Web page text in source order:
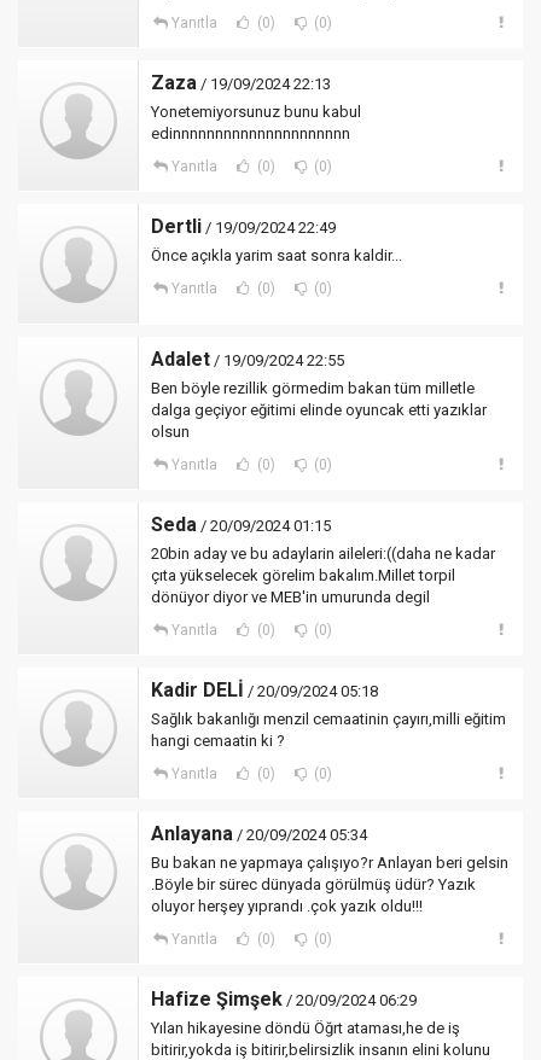
Yanıtla (0) (0)
Zaza / 19/09/2024 22:13
Yonetemiyorsunuz bunu kabul
edinnnnnnnnnnnnnnnnnnnnn
Yanıtla (0) (0)
Dertli / 19/09/2024 22:49
Önce açıkla yarim saat sonra kaldir...
Yanıtla (0) (0)
Adalet / 19/09/2024 22:55
Ben böyle rezillik görmedim bakan tüm milletle
dalga geçiyor eğitimi elinde oyuncak etti yazıklar
olsun
Yanıtla (0) (0)
Seda / 20/09/2024 01:15
20bin aday ve bu adaylarin aileleri:((daha ne kadar
çıta yükselecek görelim bakalım.Millet torpil
dönüyor diyor ve MEB'in umurunda degil
Yanıtla (0) (0)
Kadir DELİ / 20/09/2024 05:18
Sağlık bakanlığı menzil cemaatinin çayırı,milli eğitim
hangi cemaatin ki ?
Yanıtla (0) (0)
Anlayana / 20/09/2024 05:34
Bu bakan ne yapmaya çalışıyo?r Anlayan beri gelsin
.Böyle bir sürec dünyada görülmüş üdür? Yazık
oluyor herşey yıprandı .çok yazık oldu!!!
Yanıtla (0) (0)
Hafize Şimşek / 20/09/2024 06:29
Yılan hikayesine döndü Öğrt ataması,he de iş
bitirir,yokda iş bitirir,belirsizlik insanın elini kolunu